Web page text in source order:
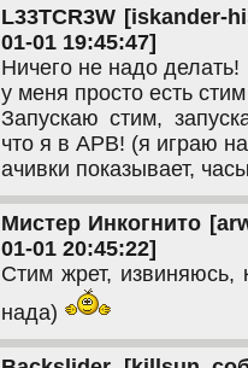
L33TCR3W [iskander-
01-01 19:45:47]
Ничего не надо делать!
у меня просто есть
Запускаю стим,
что я в АРВ! (я играю
ачивки показывает,
Мистер Инкогнито
01-01 20:45:22]
Стим жрет, извиняюсь,
нада)